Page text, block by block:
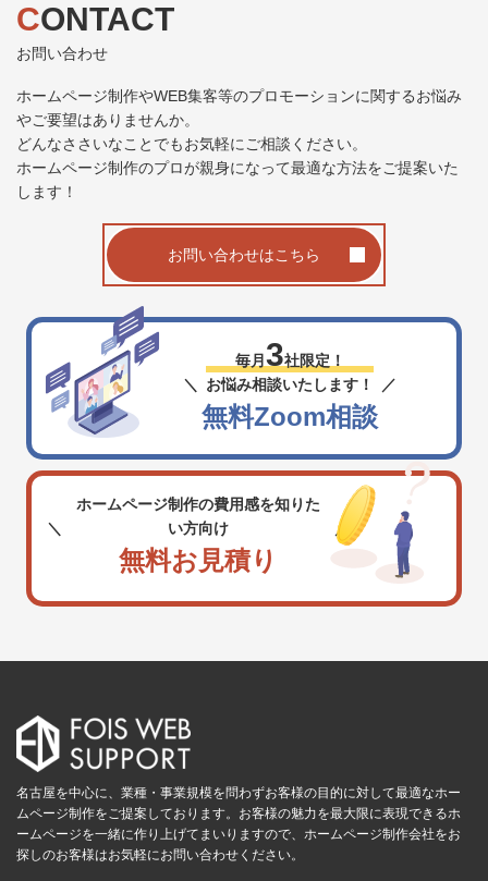
CONTACT
お問い合わせ
ホームページ制作やWEB集客等のプロモーションに関するお悩み
やご要望はありませんか。
どんなささいなことでもお気軽にご相談ください。
ホームページ制作のプロが親身になって最適な方法をご提案いた
します！
お問い合わせはこちら
毎月 3社限定！
お悩み相談いたします！
無料Zoom相談
ホームページ制作の費用感を知りた
い方向け
無料お見積り
名古屋を中心に、業種・事業規模を問わずお客様の目的に対して最適なホー
ムページ制作をご提案しております。お客様の魅力を最大限に表現できるホ
ームページを一緒に作り上げてまいりますので、ホームページ制作会社をお
探しのお客様はお気軽にお問い合わせください。